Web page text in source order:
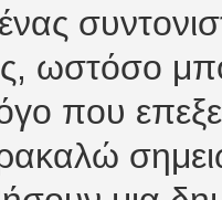
ωστόσο
που